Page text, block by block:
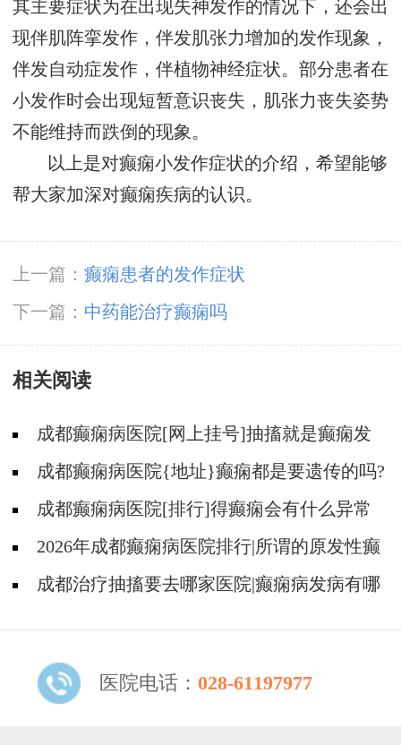
其主要症状为在出现失神发作的情况下，还会出
现伴肌阵挛发作，伴发肌张力增加的发作现象，
伴发自动症发作，伴植物神经症状。部分患者在
小发作时会出现短暂意识丧失，肌张力丧失姿势
不能维持而跌倒的现象。
以上是对癫痫小发作症状的介绍，希望能够
帮大家加深对癫痫疾病的认识。
上一篇： 癫痫患者的发作症状
下一篇： 中药能治疗癫痫吗
相关阅读
成都癫痫病医院[网上挂号]抽搐就是癫痫发
作吗?成都癫痫病医院{地址}癫痫都是要遗传的吗?
成都癫痫病医院[排行]得癫痫会有什么异常
表现?2026年成都癫痫病医院排行|所谓的原发性癫
痫到底是什么样的呢？
成都治疗抽搐要去哪家医院|癫痫病发病有哪
医院电话： 028-61197977